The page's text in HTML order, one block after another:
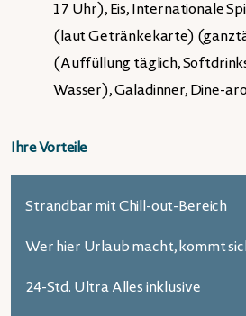
17 Uhr), Eis, Internationale
(laut Getränkekarte)
(Auffüllung täglich,
Wasser), Galadinner, Dine-
Ihre Vorteile
Strandbar mit Chill-out-Bereich
Wer hier Urlaub macht, kommt
24-Std. Ultra Alles inklusive